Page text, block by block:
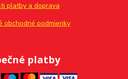
platby a doprava
obchodné podmienky
platby